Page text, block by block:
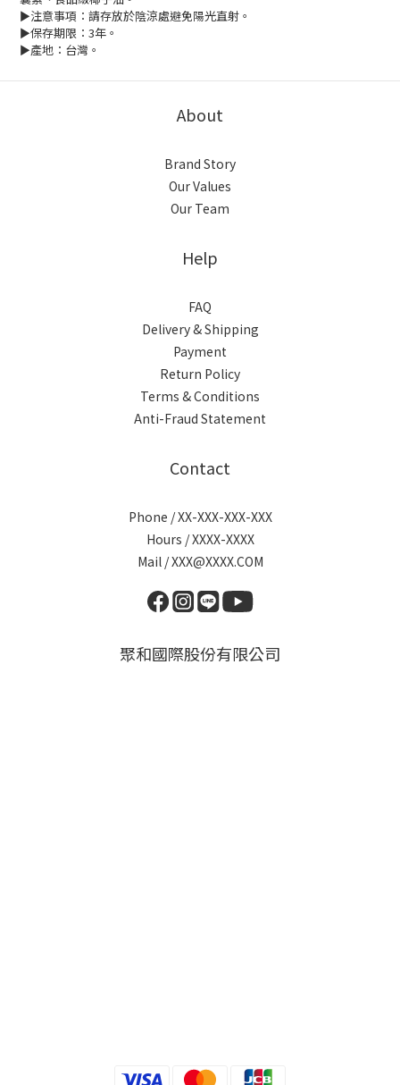
►注意事項：請存放於陰涼處避免陽光直射。
►保存期限：3年。
►產地：台灣。
About
Brand Story
Our Values
Our Team
Help
FAQ
Delivery & Shipping
Payment
Return Policy
Terms & Conditions
Anti-Fraud Statement
Contact
Phone / XX-XXX-XXX-XXX
Hours / XXXX-XXXX
Mail / XXX@XXXX.COM
聚和國際股份有限公司